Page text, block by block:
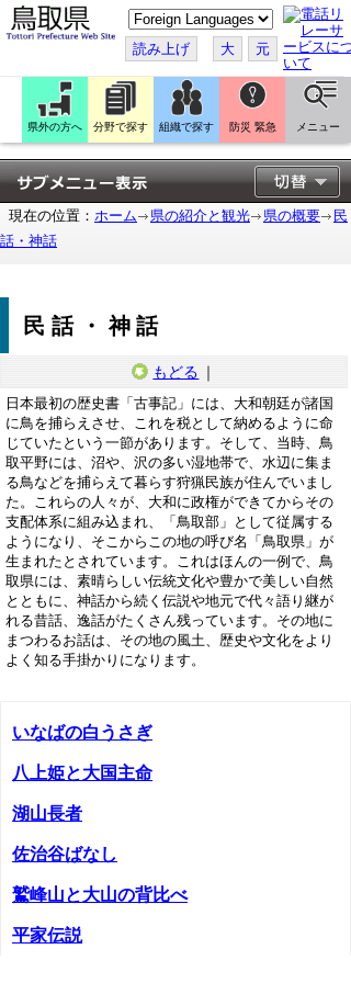
こ
の
ペ
ー
ジ
翻
訳
す
る
読み上げ 大 元
県外の方へ 分野で探す 組織で探す 防災 緊急 メニュー
現在の位置： ホーム 県の紹介と観光 県の概要
民
話・神話
民話・神話
もどる ｜
日本最初の歴史書「古事記」には、大和朝廷が諸国
に鳥を捕らえさせ、これを税として納めるように命
じていたという一節があります。そして、当時、鳥
取平野には、沼や、沢の多い湿地帯で、水辺に集ま
る鳥などを捕らえて暮らす狩猟民族が住んでいまし
た。これらの人々が、大和に政権ができてからその
支配体系に組み込まれ、「鳥取部」として従属する
ようになり、そこからこの地の呼び名「鳥取県」が
生まれたとされています。これはほんの一例で、鳥
取県には、素晴らしい伝統文化や豊かで美しい自然
とともに、神話から続く伝説や地元で代々語り継が
れる昔話、逸話がたくさん残っています。その地に
まつわるお話は、その地の風土、歴史や文化をより
よく知る手掛かりになります。
いなばの白うさぎ
八上姫と大国主命
湖山長者
佐治谷ばなし
鷲峰山と大山の背比べ
平家伝説